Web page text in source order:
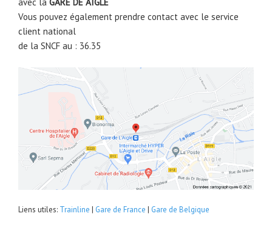
Vous pouvez également prendre contact avec le service
client national
de la SNCF au : 36.35
Liens utiles: Trainline | Gare de France | Gare de Belgique